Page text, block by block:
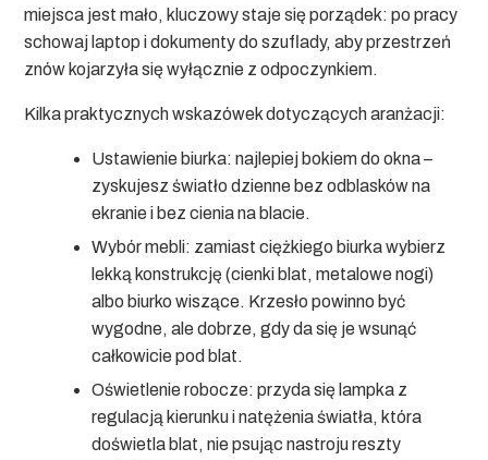
miejsca jest mało, kluczowy staje się porządek: po pracy
schowaj laptop i dokumenty do szuflady, aby przestrzeń
znów kojarzyła się wyłącznie z odpoczynkiem.
Kilka praktycznych wskazówek dotyczących aranżacji:
Ustawienie biurka: najlepiej bokiem do okna –
zyskujesz światło dzienne bez odblasków na
ekranie i bez cienia na blacie.
Wybór mebli: zamiast ciężkiego biurka wybierz
lekką konstrukcję (cienki blat, metalowe nogi)
albo biurko wiszące. Krzesło powinno być
wygodne, ale dobrze, gdy da się je wsunąć
całkowicie pod blat.
Oświetlenie robocze: przyda się lampka z
regulacją kierunku i natężenia światła, która
doświetla blat, nie psując nastroju reszty